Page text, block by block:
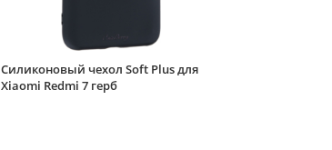
Силиконовый чехол Soft Plus для
Xiaomi Redmi 7 герб